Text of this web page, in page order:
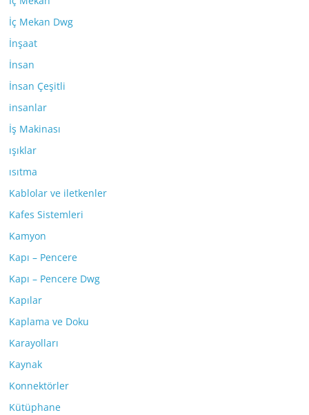
İç Mekan Dwg
İnşaat
İnsan
İnsan Çeşitli
insanlar
İş Makinası
ışıklar
ısıtma
Kablolar ve iletkenler
Kafes Sistemleri
Kamyon
Kapı – Pencere
Kapı – Pencere Dwg
Kapılar
Kaplama ve Doku
Karayolları
Kaynak
Konnektörler
Kütüphane